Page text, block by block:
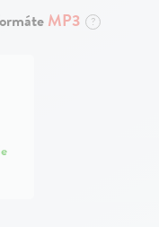
MP3 ?